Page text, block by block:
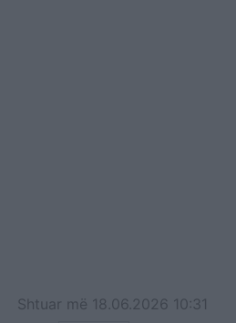
Shtuar më 18.06.2026 10:31